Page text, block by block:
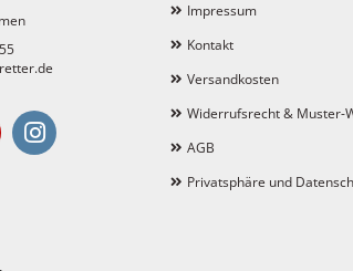
Impressum
Kontakt
Versandkosten
Widerrufsrecht & Muster-
AGB
Privatsphäre und